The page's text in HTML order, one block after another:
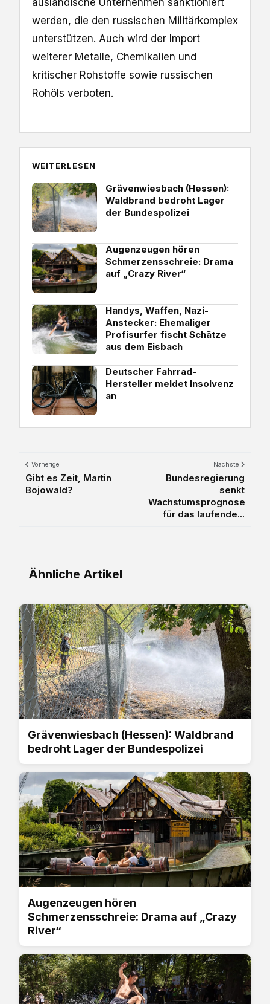
werden, die den russischen Militärkomplex
unterstützen. Auch wird der Import
weiterer Metalle, Chemikalien und
kritischer Rohstoffe sowie russischen
Rohöls verboten.
WEITERLESEN
Grävenwiesbach (Hessen):
Waldbrand bedroht Lager
der Bundespolizei
Augenzeugen hören
Schmerzensschreie: Drama
auf „Crazy River“
Handys, Waffen, Nazi-
Anstecker: Ehemaliger
Profisurfer fischt Schätze
aus dem Eisbach
Deutscher Fahrrad-
Hersteller meldet Insolvenz
an
Vorherige
Gibt es Zeit, Martin
Bojowald?
Nächste
Bundesregierung
senkt
Wachstumsprognose
für das laufende...
Ähnliche Artikel
Grävenwiesbach (Hessen): Waldbrand
bedroht Lager der Bundespolizei
Augenzeugen hören
Schmerzensschreie: Drama auf „Crazy
River“